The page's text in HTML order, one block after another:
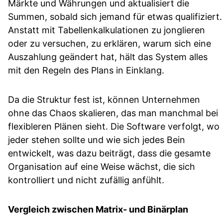
Märkte und Währungen und aktualisiert die
Summen, sobald sich jemand für etwas qualifiziert.
Anstatt mit Tabellenkalkulationen zu jonglieren
oder zu versuchen, zu erklären, warum sich eine
Auszahlung geändert hat, hält das System alles
mit den Regeln des Plans in Einklang.
Da die Struktur fest ist, können Unternehmen
ohne das Chaos skalieren, das man manchmal bei
flexibleren Plänen sieht. Die Software verfolgt, wo
jeder stehen sollte und wie sich jedes Bein
entwickelt, was dazu beiträgt, dass die gesamte
Organisation auf eine Weise wächst, die sich
kontrolliert und nicht zufällig anfühlt.
Vergleich zwischen Matrix- und Binärplan